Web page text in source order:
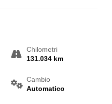
Chilometri
131.034 km
Cambio
Automatico